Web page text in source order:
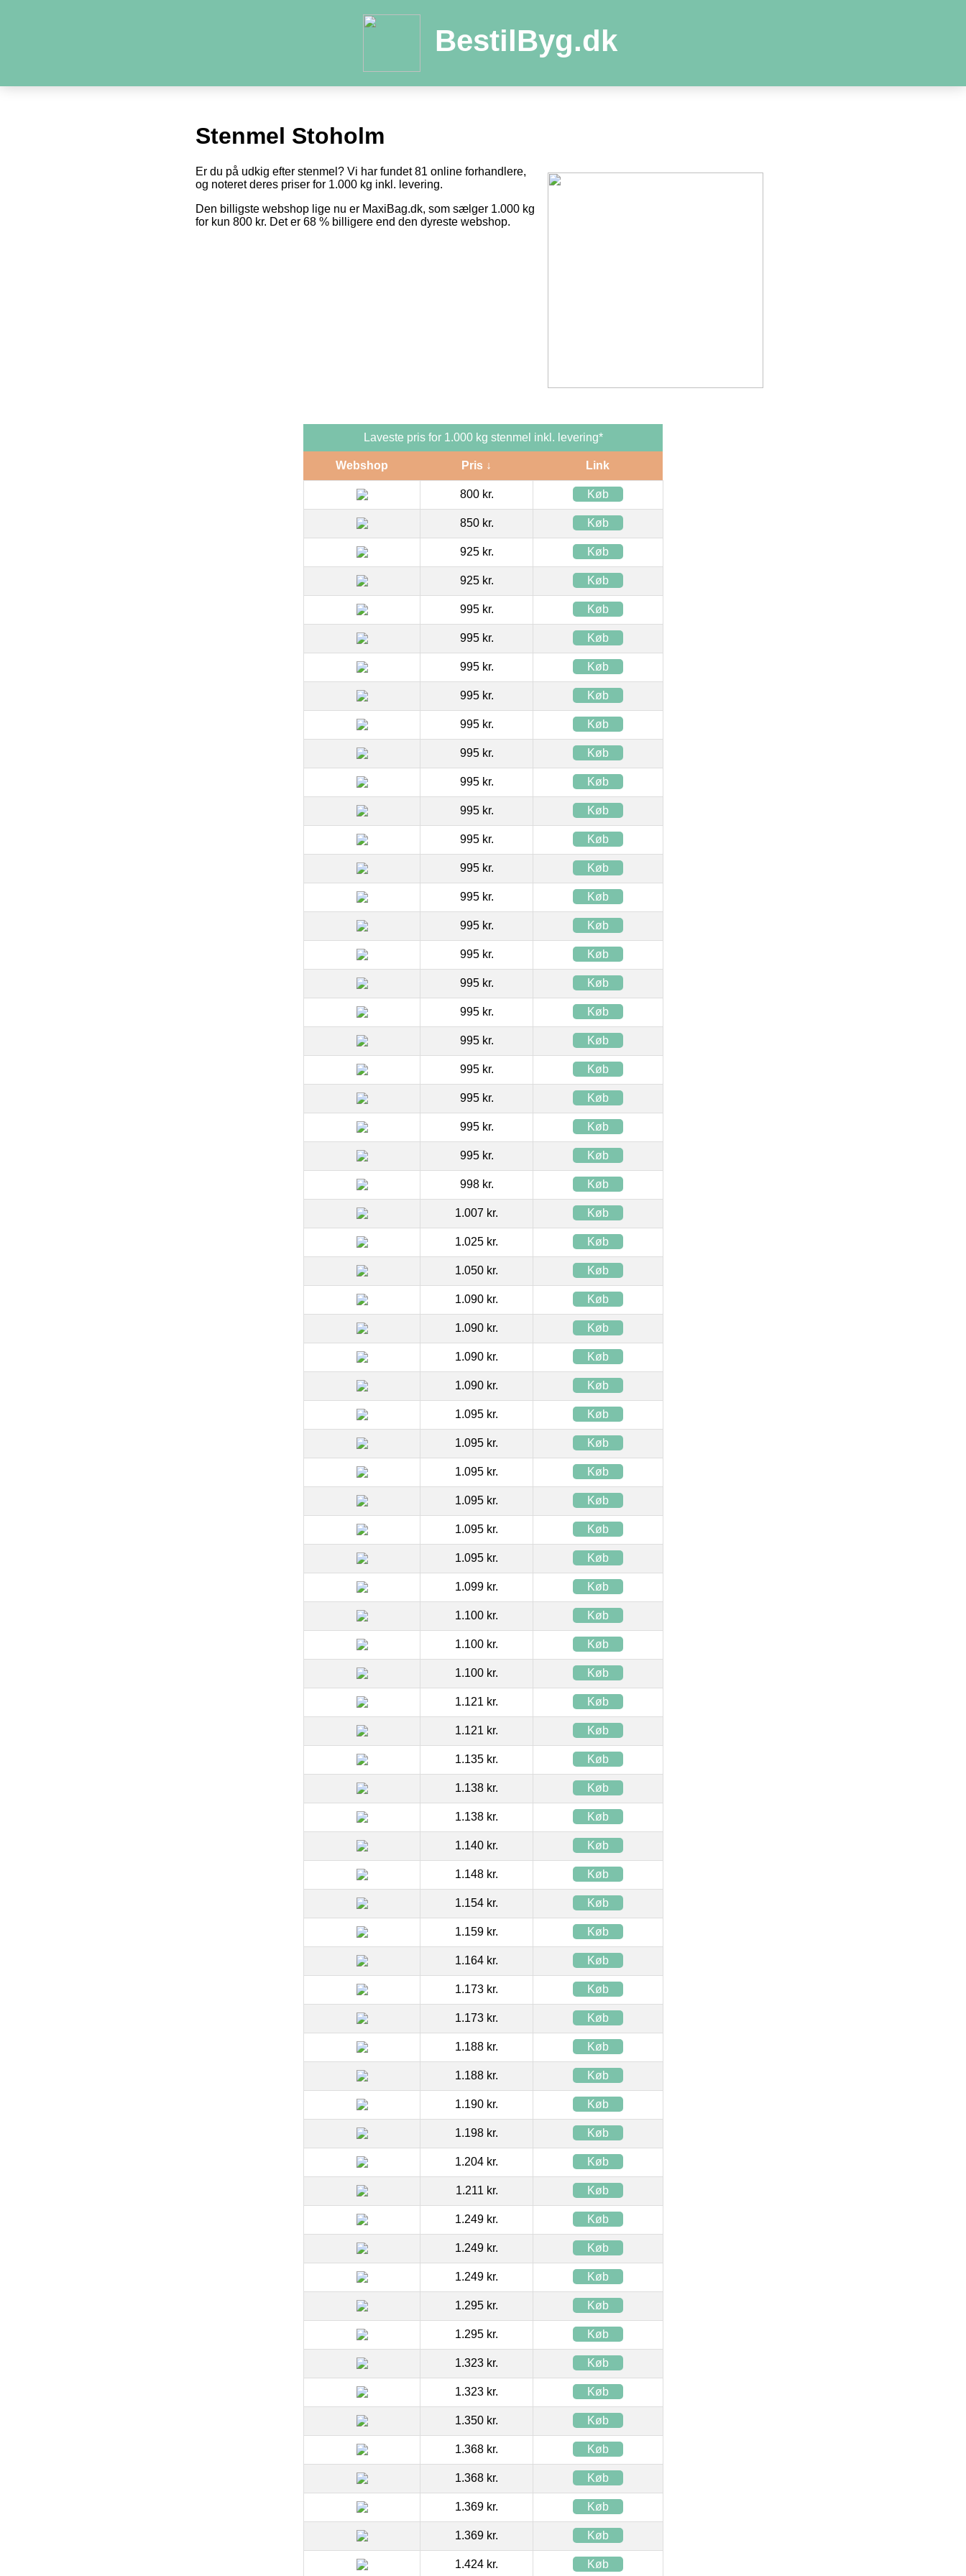
BestilByg.dk
Stenmel Stoholm
Er du på udkig efter stenmel? Vi har fundet 81 online forhandlere,
og noteret deres priser for 1.000 kg inkl. levering.
Den billigste webshop lige nu er MaxiBag.dk, som sælger 1.000 kg
for kun 800 kr. Det er 68 % billigere end den dyreste webshop.
Laveste pris for 1.000 kg stenmel inkl. levering*
Webshop Pris ↓ Link
800 kr. Køb
850 kr. Køb
925 kr. Køb
925 kr. Køb
995 kr. Køb
995 kr. Køb
995 kr. Køb
995 kr. Køb
995 kr. Køb
995 kr. Køb
995 kr. Køb
995 kr. Køb
995 kr. Køb
995 kr. Køb
995 kr. Køb
995 kr. Køb
995 kr. Køb
995 kr. Køb
995 kr. Køb
995 kr. Køb
995 kr. Køb
995 kr. Køb
995 kr. Køb
995 kr. Køb
998 kr. Køb
1.007 kr. Køb
1.025 kr. Køb
1.050 kr. Køb
1.090 kr. Køb
1.090 kr. Køb
1.090 kr. Køb
1.090 kr. Køb
1.095 kr. Køb
1.095 kr. Køb
1.095 kr. Køb
1.095 kr. Køb
1.095 kr. Køb
1.095 kr. Køb
1.099 kr. Køb
1.100 kr. Køb
1.100 kr. Køb
1.100 kr. Køb
1.121 kr. Køb
1.121 kr. Køb
1.135 kr. Køb
1.138 kr. Køb
1.138 kr. Køb
1.140 kr. Køb
1.148 kr. Køb
1.154 kr. Køb
1.159 kr. Køb
1.164 kr. Køb
1.173 kr. Køb
1.173 kr. Køb
1.188 kr. Køb
1.188 kr. Køb
1.190 kr. Køb
1.198 kr. Køb
1.204 kr. Køb
1.211 kr. Køb
1.249 kr. Køb
1.249 kr. Køb
1.249 kr. Køb
1.295 kr. Køb
1.295 kr. Køb
1.323 kr. Køb
1.323 kr. Køb
1.350 kr. Køb
1.368 kr. Køb
1.368 kr. Køb
1.369 kr. Køb
1.369 kr. Køb
1.424 kr. Køb